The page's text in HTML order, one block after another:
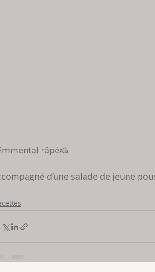
râpé🧀
d’une salade de jeune